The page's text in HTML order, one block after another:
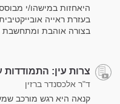
היאחזות במישהו/י
בעזרת ראייה
בצורה אוהבת ומתחשבת
צרות עין:
ד"ר אלכסנדר ברזין
קנאה היא רגש מורכב